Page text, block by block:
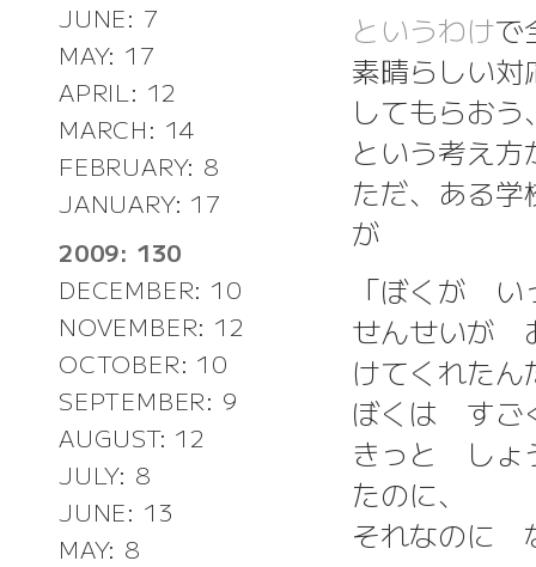
JUNE: 7
MAY: 17
APRIL: 12
MARCH: 14
FEBRUARY: 8
JANUARY: 17
2009: 130
DECEMBER: 10
NOVEMBER: 12
OCTOBER: 10
SEPTEMBER: 9
AUGUST: 12
JULY: 8
JUNE: 13
MAY: 8
というわけで
素晴らしい
してもらお
という考え
ただ、ある
が
「ぼくが
せんせいが
けてくれたん
ぼくは すご
きっと しょ
たのに、
それなのに